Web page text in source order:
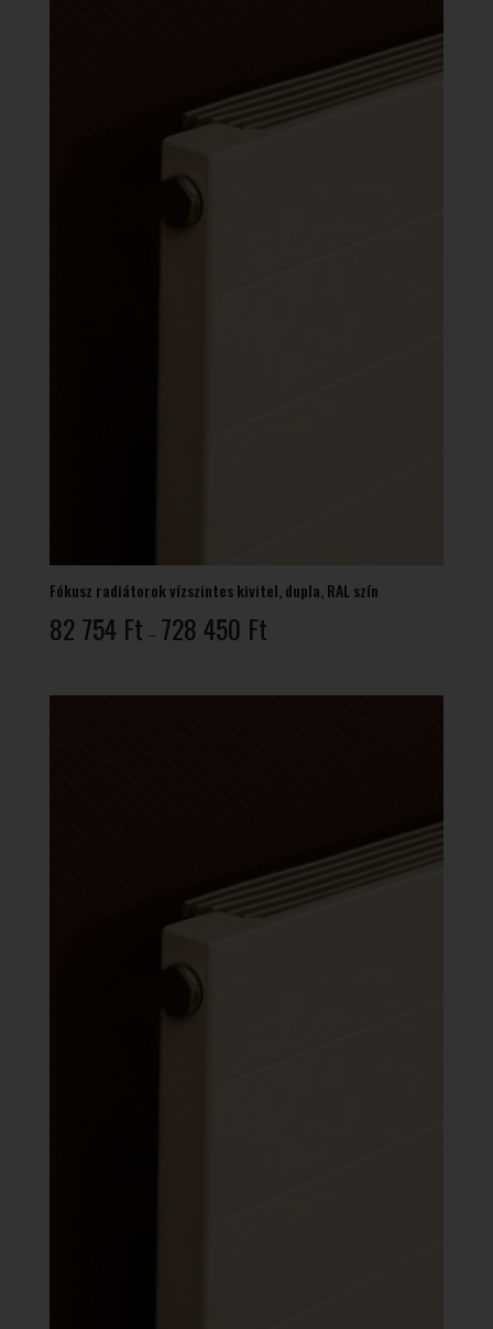
Fókusz radiátorok vízszintes kivitel, dupla, RAL szín
82 754 Ft – 728 450 Ft82
-